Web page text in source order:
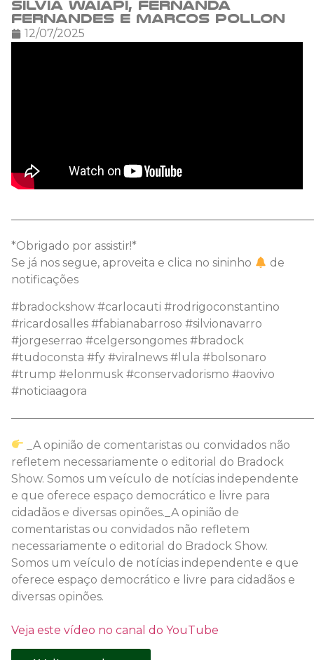
Silvia Waiãpi, Fernanda
Fernandes e Marcos Pollon
12/07/2025
*Obrigado por assistir!*
Se já nos segue, aproveita e clica no sininho
de
notificações
#bradockshow #carlocauti #rodrigoconstantino
#ricardosalles #fabianabarroso #silvionavarro
#jorgeserrao #celgersongomes #bradock
#tudoconsta #fy #viralnews #lula #bolsonaro
#trump #elonmusk #conservadorismo #aovivo
#noticiaagora
_A opinião de comentaristas ou convidados não
refletem necessariamente o editorial do Bradock
Show. Somos um veículo de notícias independente
e que oferece espaço democrático e livre para
cidadãos e diversas opinões._A opinião de
comentaristas ou convidados não refletem
necessariamente o editorial do Bradock Show.
Somos um veículo de notícias independente e que
oferece espaço democrático e livre para cidadãos e
diversas opinões.
Veja este vídeo no canal do YouTube